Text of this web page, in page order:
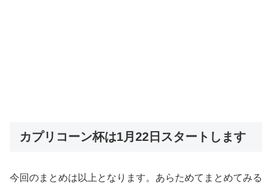
カプリコーン杯は1月22日スタートします
今回のまとめは以上となります。あらためてまとめてみる